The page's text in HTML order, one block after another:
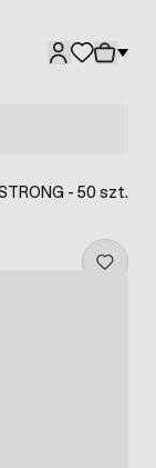
- 50 szt.